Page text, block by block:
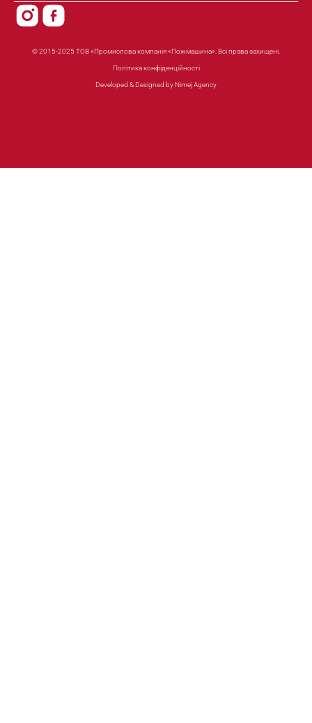
© 2015-2025 ТОВ «Промислова компанія «Пожмашина». Всі права захищені.
Політика конфіденційності
Developed & Designed by Nimej Agency